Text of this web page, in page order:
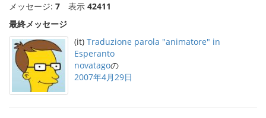
メッセージ: 7 表示 42411
最終メッセージ
(it) Traduzione parola "animatore" in
Esperanto
novatagoの
2007年4月29日